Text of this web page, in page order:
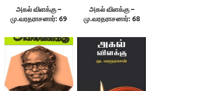
அகல் விளக்கு –
மு.வரதராசனார்: 69
அகல் விளக்கு –
மு.வரதராசனார்: 68